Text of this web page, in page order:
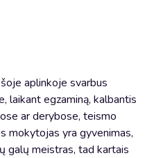
aplinkoje svarbus
laikant egzaminą, kalbantis
ar derybose, teismo
mokytojas yra gyvenimas,
galų meistras, tad kartais